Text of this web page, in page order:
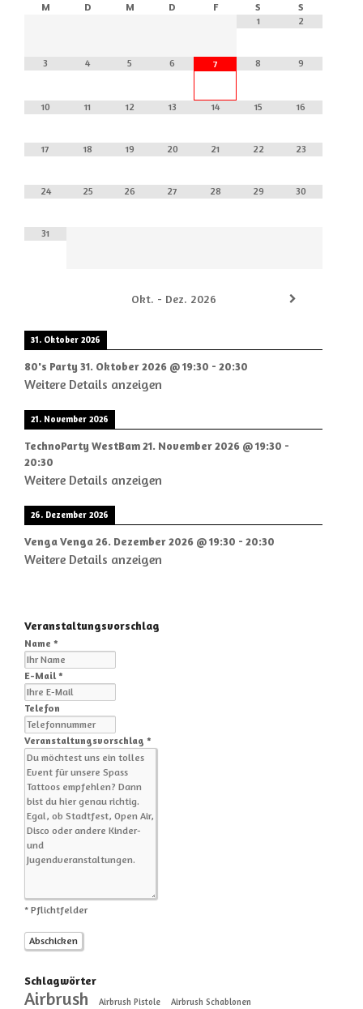
M D M D F S
S
1
2
3 4 5 6 7 8 9
10 11 12 13 14 15 16
17 18 19 20 21 22 23
24 25 26 27 28 29 30
31
Okt. - Dez. 2026
31. Oktober 2026
80's Party31. Oktober 2026 @19:30 - 20:30
Weitere Details anzeigen
21. November 2026
TechnoParty WestBam21. November 2026 @19:30 -
20:30
Weitere Details anzeigen
26. Dezember 2026
Venga Venga26. Dezember 2026 @19:30 - 20:30
Weitere Details anzeigen
Veranstaltungsvorschlag
Name *
E-Mail *
Telefon
Veranstaltungsvorschlag *
* Pflichtfelder
Schlagwörter
Airbrush Airbrush Pistole Airbrush Schablonen